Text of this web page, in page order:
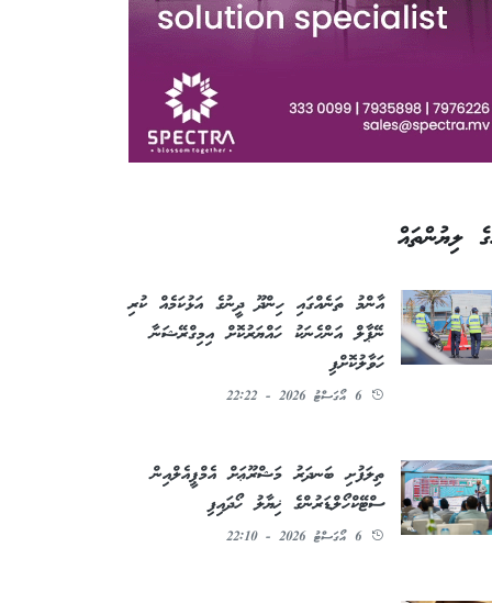
ލިޔުންތައް
އާންމު ތަނެއްގައި ހިންދޫ ދީނުގެ އަޅުކަމެއް ކުރި
ނޭޕާލް އަންހެނަކު ހައްޔަރުކޮށް އިމިގްރޭޝަނާ
ހަވާލުކޮށްފި
6 އޯގަސްޓު 2026 - 22:22
ތިލަފުށި ބަނދަރު މަޝްރޫޢަށް އެމްޕީއެލްއިން
ސްޓޭކްހޯލްޑަރުންގެ ޚިޔާލު ހޯދައިފި
6 އޯގަސްޓު 2026 - 22:10